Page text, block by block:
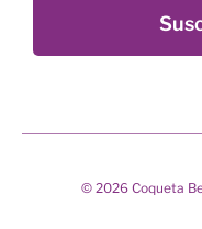
© 2026 Coqueta